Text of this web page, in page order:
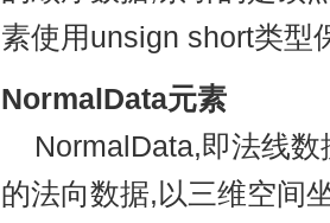
素使用unsign short类型
NormalData元素
NormalData,即法线数
的法向数据,以三维空间